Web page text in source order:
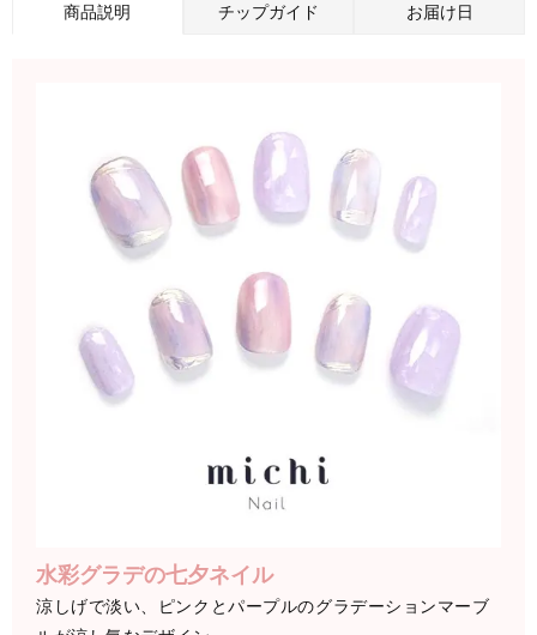
商品説明 チップガイド お届け日
水彩グラデの七夕ネイル
涼しげで淡い、ピンクとパープルのグラデーションマーブ